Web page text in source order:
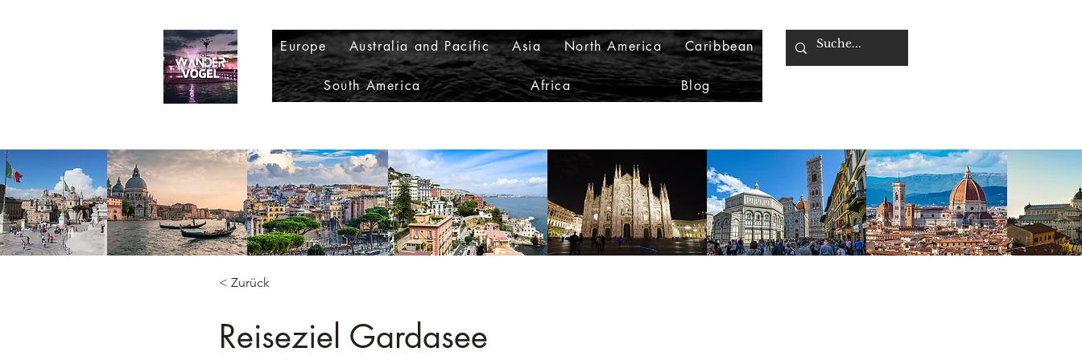
Europe Australia and Pacific Asia North America Caribbean
South America Africa Blog
< Zurück
Reiseziel Gardasee